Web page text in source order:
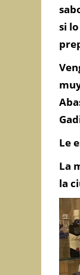
si
Le
La
la